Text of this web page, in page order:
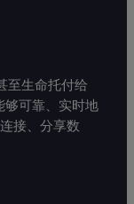
至生命托付给
够可靠、实时地
接、分享数